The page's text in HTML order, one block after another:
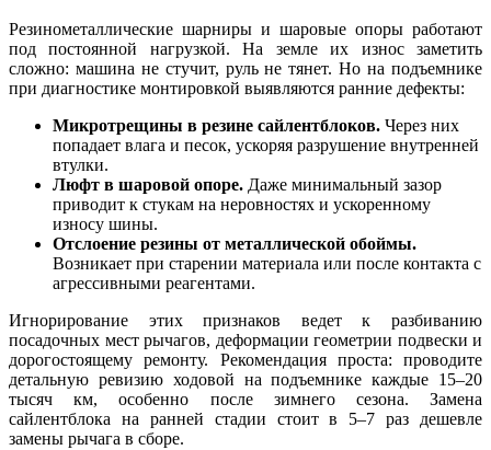
Резинометаллические шарниры и шаровые опоры работают
под постоянной нагрузкой. На земле их износ заметить
сложно: машина не стучит, руль не тянет. Но на подъемнике
при диагностике монтировкой выявляются ранние дефекты:
Микротрещины в резине сайлентблоков. Через них
попадает влага и песок, ускоряя разрушение внутренней
втулки.
Люфт в шаровой опоре. Даже минимальный зазор
приводит к стукам на неровностях и ускоренному
износу шины.
Отслоение резины от металлической обоймы.
Возникает при старении материала или после контакта с
агрессивными реагентами.
Игнорирование этих признаков ведет к разбиванию
посадочных мест рычагов, деформации геометрии подвески и
дорогостоящему ремонту. Рекомендация проста: проводите
детальную ревизию ходовой на подъемнике каждые 15–20
тысяч км, особенно после зимнего сезона. Замена
сайлентблока на ранней стадии стоит в 5–7 раз дешевле
замены рычага в сборе.